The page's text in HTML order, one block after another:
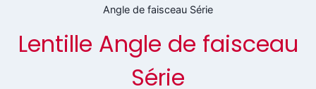
Angle de faisceau Série
Lentille Angle de faisceau
Série